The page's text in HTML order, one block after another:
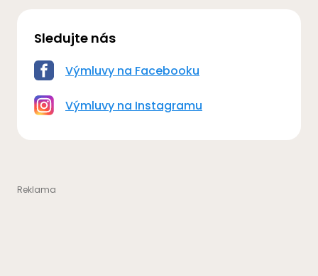
Sledujte nás
Výmluvy na Facebooku
Výmluvy na Instagramu